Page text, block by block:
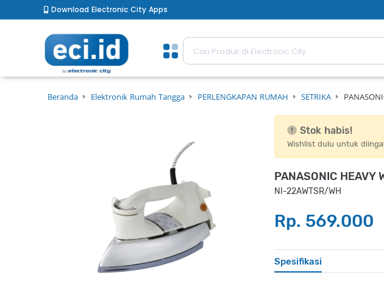
Download Electronic City Apps
Beranda Elektronik Rumah Tangga PERLENGKAPAN RUMAH SETRIKA
Stok habis!
Wishlist dulu untuk
PANASONIC HEAVY
NI-22AWTSR/WH
Rp. 569.000
Spesifikasi